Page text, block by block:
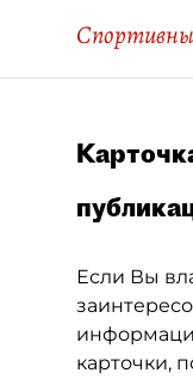
Если Вы
карточки,